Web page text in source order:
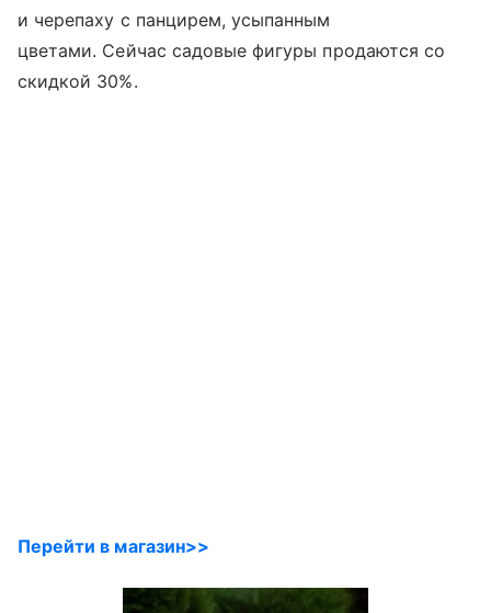
и черепаху с панцирем, усыпанным
цветами. Сейчас садовые фигуры продаются со
скидкой 30%.
Перейти в магазин>>